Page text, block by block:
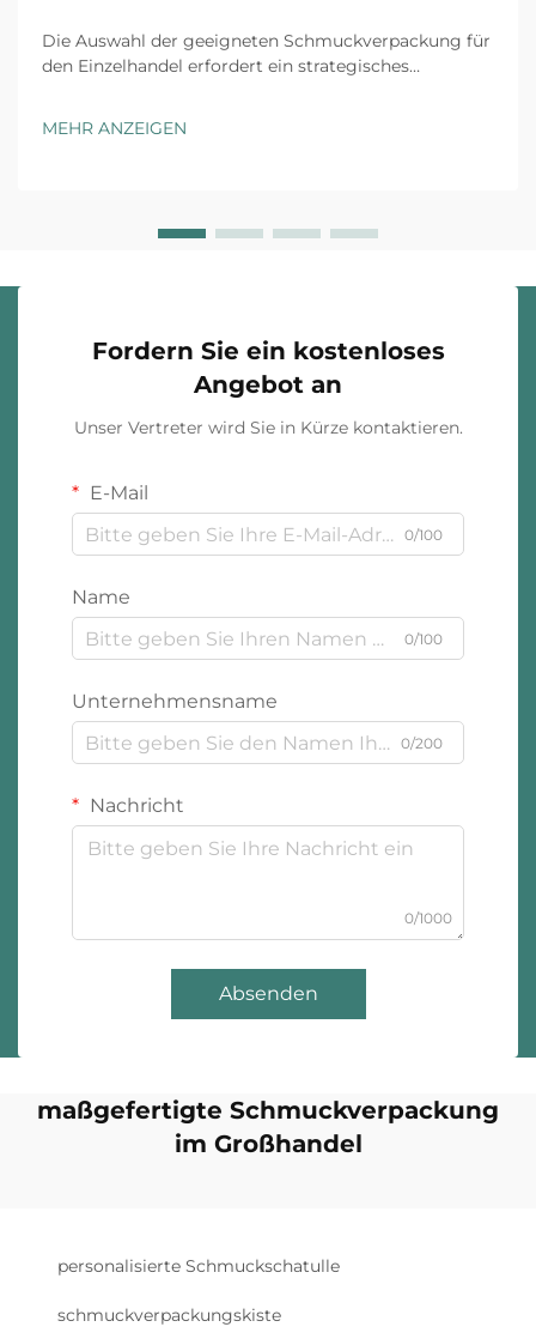
Die Auswahl der geeigneten Schmuckverpackung für
den Einzelhandel erfordert ein strategisches
Gegebenheiten. Luxusmarken und Fast-Fashion-
MEHR ANZEIGEN
Fordern Sie ein kostenloses
Angebot an
Unser Vertreter wird Sie in Kürze kontaktieren.
E-Mail
0/100
Name
0/100
Unternehmensname
0/200
Nachricht
0/1000
Absenden
maßgefertigte Schmuckverpackung
im Großhandel
personalisierte Schmuckschatulle
schmuckverpackungskiste